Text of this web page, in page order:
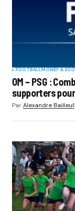
FOOTBALLMONEY &
OM – PSG :
supporters
ParAlexandre Bailleul